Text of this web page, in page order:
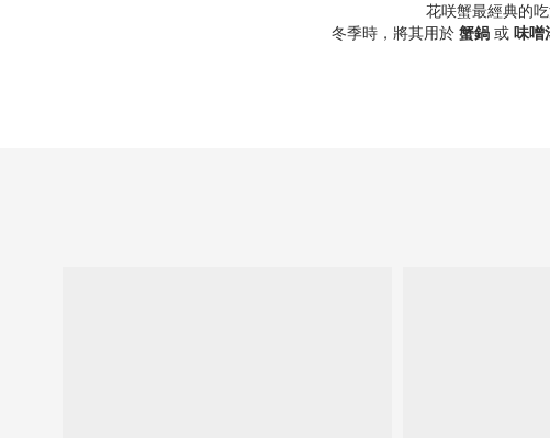
花咲蟹最經典的
冬季時，將其用於 蟹鍋 或 味噌